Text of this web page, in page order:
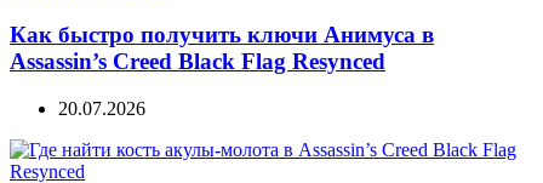
Как быстро получить ключи Анимуса в
Assassin’s Creed Black Flag Resynced
20.07.2026